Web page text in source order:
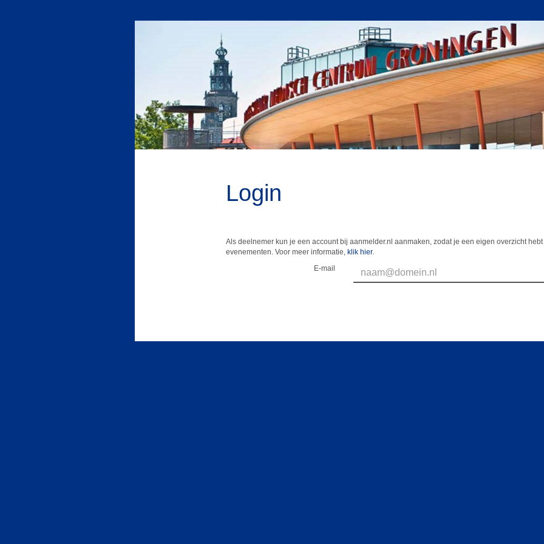
Login
Als deelnemer kun je een account bij aanmelder.nl aanmaken, zodat je een eigen overzicht
evenementen. Voor meer informatie, klik hier.
E-mail